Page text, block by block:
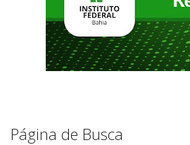
Página de Busca